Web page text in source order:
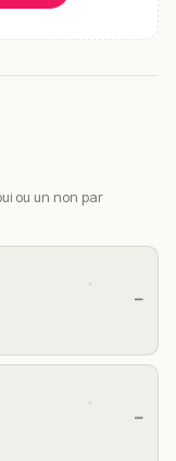
ou un non par
—
—